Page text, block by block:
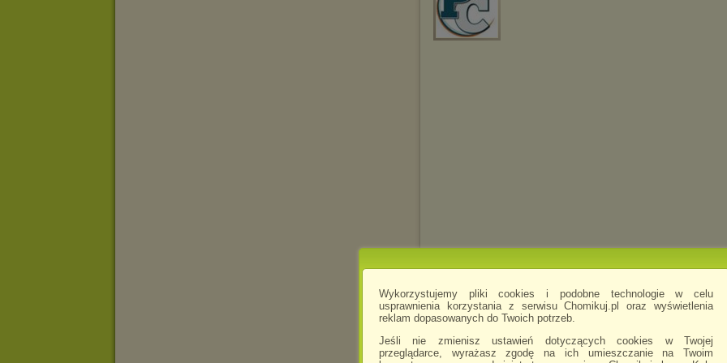
Wykorzystujemy pliki cookies i podobne technologie w celu
usprawnienia korzystania z serwisu Chomikuj.pl oraz wyświetlenia
reklam dopasowanych do Twoich potrzeb.
Jeśli nie zmienisz ustawień dotyczących cookies w Twojej
przeglądarce, wyrażasz zgodę na ich umieszczanie na Twoim
HoldFastUp napisano 25.01.2019 13:10